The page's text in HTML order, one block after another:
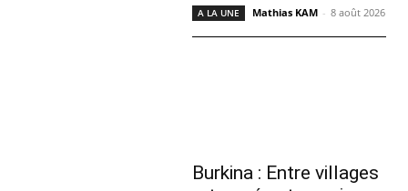
A LA UNE Mathias KAM - 8 août 2026
Burkina : Entre villages